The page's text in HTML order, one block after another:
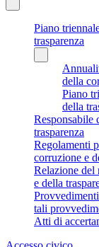
Piano
trasparenza
della
Piano
della
Responsabile
trasparenza
Regolamenti
corruzione e
Relazione del
e della
tali
Atti di